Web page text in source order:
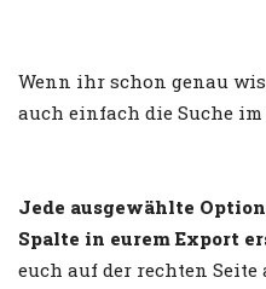
Wenn ihr schon genau
auch einfach die Suche
Jede ausgewählte
Spalte in eurem Export
euch auf der rechten